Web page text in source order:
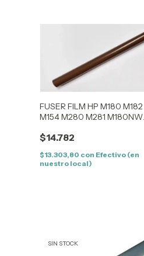
FUSER FILM HP M180 M182
M154 M280 M281 M180NW
$14.782
$13.303,80 con Efectivo (en
nuestro local)
SIN STOCK